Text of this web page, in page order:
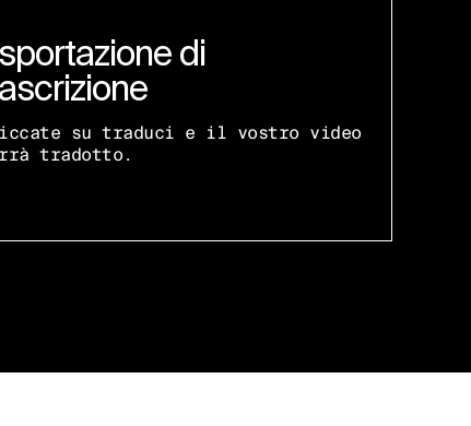
di
su traduci e il vostro video
tradotto.